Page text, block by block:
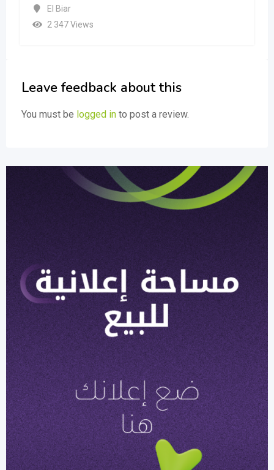
Leave feedback about this
You must be logged in to post a review.